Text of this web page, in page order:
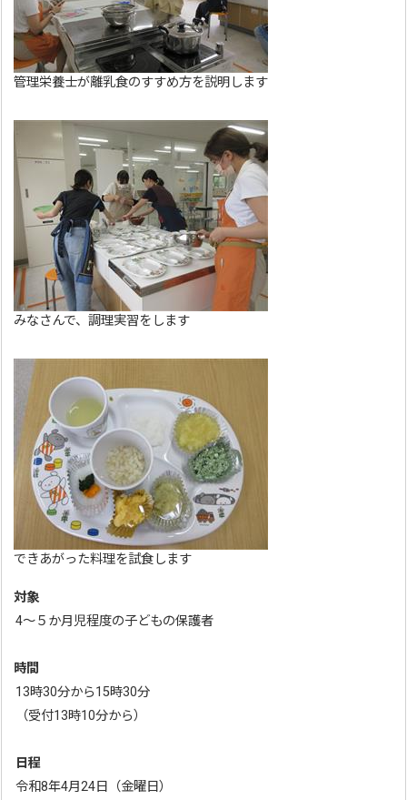
管理栄養士が離乳食のすすめ方を説明します
みなさんで、調理実習をします
できあがった料理を試食します
対象
4～５か月児程度の子どもの保護者
時間
13時30分から15時30分
（受付13時10分から）
日程
令和8年4月24日（金曜日）